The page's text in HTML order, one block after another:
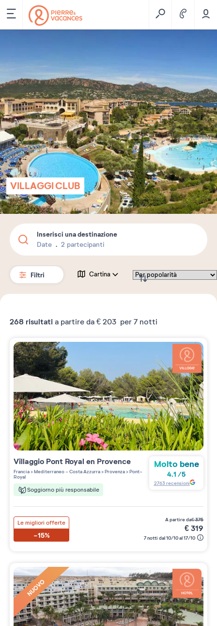
VILLAGGI CLUB
Inserisci una destinazione
Date 2 partecipanti
Filtri Cartina
268 risultati a partire da € 203 per 7 notti
Villaggio Pont Royal en Provence
Francia>Mediterraneo - Costa Azzurra>Provenza>Pont-
Royal
Soggiorno più responsabile
Molto bene
4.1 /5
2763recensioni
Le migliori offerte
-15%
a partire da€375
€319
7 notti dal 10/10 al 17/10
NUOVO